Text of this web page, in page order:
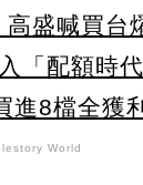
盛喊買台
「配額時
進8檔全獲
World